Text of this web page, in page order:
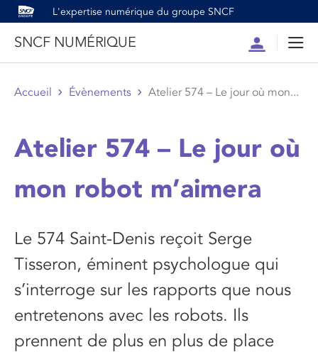
L'expertise numérique du groupe SNCF
SNCF NUMÉRIQUE
Compte
Accueil Évènements Atelier 574 – Le jour où mon...
Atelier 574 – Le jour où
mon robot m’aimera
Le 574 Saint-Denis reçoit Serge
Tisseron, éminent psychologue qui
s’interroge sur les rapports que nous
entretenons avec les robots. Ils
prennent de plus en plus de place